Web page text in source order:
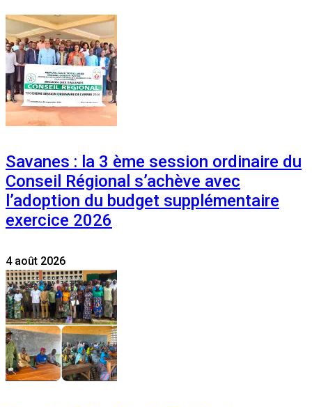
Savanes : la 3 ème session ordinaire du
Conseil Régional s’achève avec
l’adoption du budget supplémentaire
exercice 2026
4 août 2026